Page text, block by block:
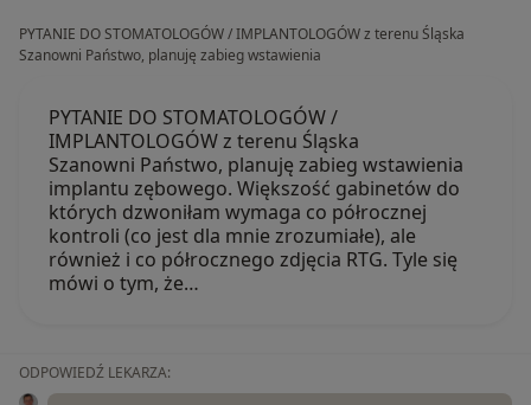
PYTANIE DO STOMATOLOGÓW / IMPLANTOLOGÓW z terenu Śląska
Szanowni Państwo, planuję zabieg wstawienia
PYTANIE DO STOMATOLOGÓW /
IMPLANTOLOGÓW z terenu Śląska
Szanowni Państwo, planuję zabieg wstawienia
implantu zębowego. Większość gabinetów do
których dzwoniłam wymaga co półrocznej
kontroli (co jest dla mnie zrozumiałe), ale
również i co półrocznego zdjęcia RTG. Tyle się
mówi o tym, że…
ODPOWIEDŹ LEKARZA: